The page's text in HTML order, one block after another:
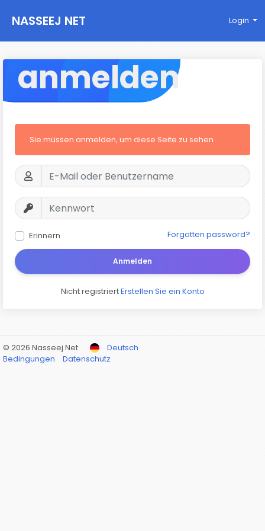
NASSEEJ NET Login
anmelden
Sie müssen anmelden, um diese Seite zu sehen
Erinnern Forgotten password?
Anmelden
Nicht registriertErstellen Sie ein Konto
© 2026 Nasseej Net
Deutsch
Bedingungen
Datenschutz